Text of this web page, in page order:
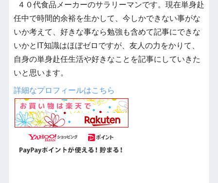
４０代食品メーカーのサラリーマンです。現在単身赴
任中で時間的余裕を生かして、今しかできない事がな
いか考えて、好きな事なら勉強も含めて記事にできな
いかとIT知識はほぼゼロですが、友人の力をかりて、
自身の単身赴任生活や好きなことを記事にしていきた
いと思います。
詳細なプロフィールはこちら